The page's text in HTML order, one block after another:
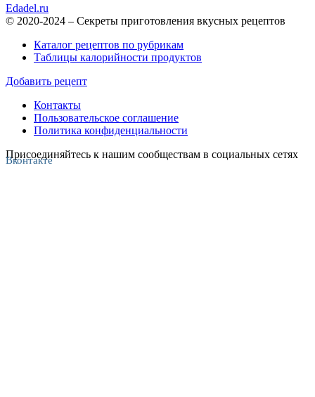
Edadel.ru
© 2020-2024 – Секреты приготовления вкусных рецептов
Каталог рецептов по рубрикам
Таблицы калорийности продуктов
Добавить рецепт
Контакты
Пользовательское соглашение
Политика конфиденциальности
Присоединяйтесь к нашим сообществам в социальных сетях
Вконтакте